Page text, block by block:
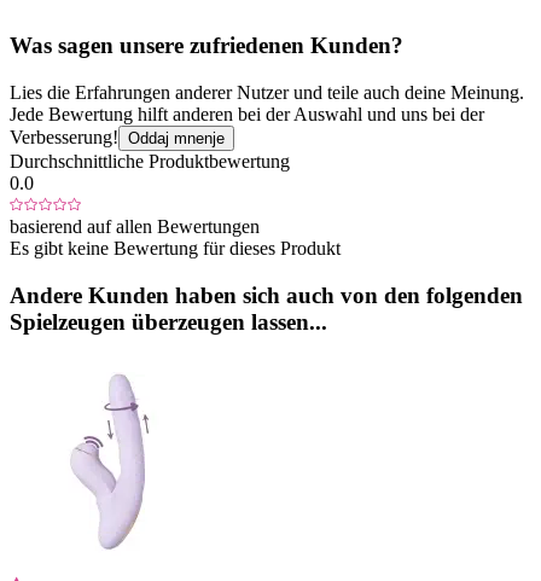
Was sagen unsere zufriedenen Kunden?
Lies die Erfahrungen anderer Nutzer und teile auch deine Meinung.
Jede Bewertung hilft anderen bei der Auswahl und uns bei der
Verbesserung! Oddaj mnenje
Durchschnittliche Produktbewertung
0.0
basierend auf allen Bewertungen
Es gibt keine Bewertung für dieses Produkt
Andere Kunden haben sich auch von den folgenden
Spielzeugen überzeugen lassen...